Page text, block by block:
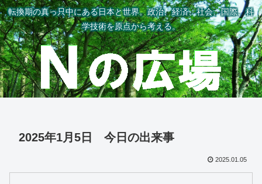
転換期の真っ只中にある日本と世界。政治、経済、社会、国際、科
学技術を原点から考える。
2025年1月5日 今日の出来事
2025.01.05